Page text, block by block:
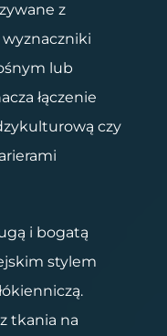
z
lub
łączenie
czy
i bogatą
stylem
tkania na